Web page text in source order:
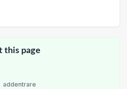
this page
addentrare